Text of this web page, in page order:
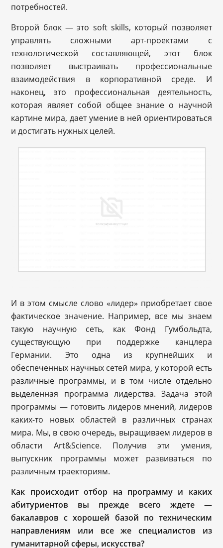
потребностей.
Второй блок — это soft skills, который позволяет
управлять сложными арт-проектами с
технологической составляющей, этот блок
позволяет выстраивать профессиональные
взаимодействия в корпоративной среде. И
наконец, это профессиональная деятельность,
которая являет собой общее знание о научной
картине мира, дает умение в ней ориентироваться
и достигать нужных целей.
И в этом смысле слово «лидер» приобретает свое
фактическое значение. Например, все мы знаем
такую научную сеть, как Фонд Гумбольдта,
существующую при поддержке канцлера
Германии. Это одна из крупнейших и
обеспеченных научных сетей мира, у которой есть
различные программы, и в том числе отдельно
выделенная программа лидерства. Задача этой
программы — готовить лидеров мнений, лидеров
каких-то новых областей в различных странах
мира. Мы, в свою очередь, выращиваем лидеров в
области Art&Science. Получив эти умения,
выпускник программы может развиваться по
различным траекториям.
Как происходит отбор на программу и каких
абитуриентов вы прежде всего ждете —
бакалавров с хорошей базой по техническим
направлениям или все же специалистов из
гуманитарной сферы, искусства?